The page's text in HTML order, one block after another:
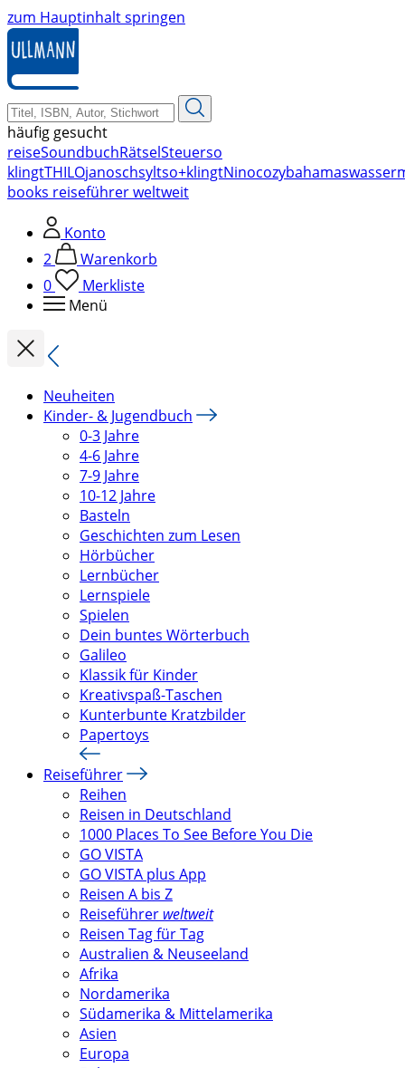
zum Hauptinhalt springen
häufig gesucht
reiseSoundbuchRätselSteuerso
klingtTHILOjanoschsyltso+klingtNinocozybahamas
books reiseführer weltweit
Konto
2
Warenkorb
0
Merkliste
Menü
Neuheiten
Kinder- & Jugendbuch
0-3 Jahre
4-6 Jahre
7-9 Jahre
10-12 Jahre
Basteln
Geschichten zum Lesen
Hörbücher
Lernbücher
Lernspiele
Spielen
Dein buntes Wörterbuch
Galileo
Klassik für Kinder
Kreativspaß-Taschen
Kunterbunte Kratzbilder
Papertoys
Reiseführer
Reihen
Reisen in Deutschland
1000 Places To See Before You Die
GO VISTA
GO VISTA plus App
Reisen A bis Z
Reiseführer weltweit
Reisen Tag für Tag
Australien & Neuseeland
Afrika
Nordamerika
Südamerika & Mittelamerika
Asien
Europa